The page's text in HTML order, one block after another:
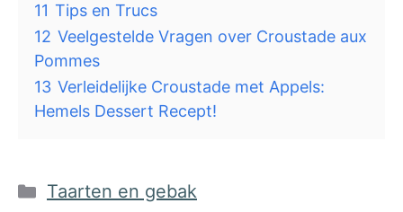
11 Tips en Trucs
12 Veelgestelde Vragen over Croustade aux
Pommes
13 Verleidelijke Croustade met Appels:
Hemels Dessert Recept!
Categorieën
Taarten en gebak